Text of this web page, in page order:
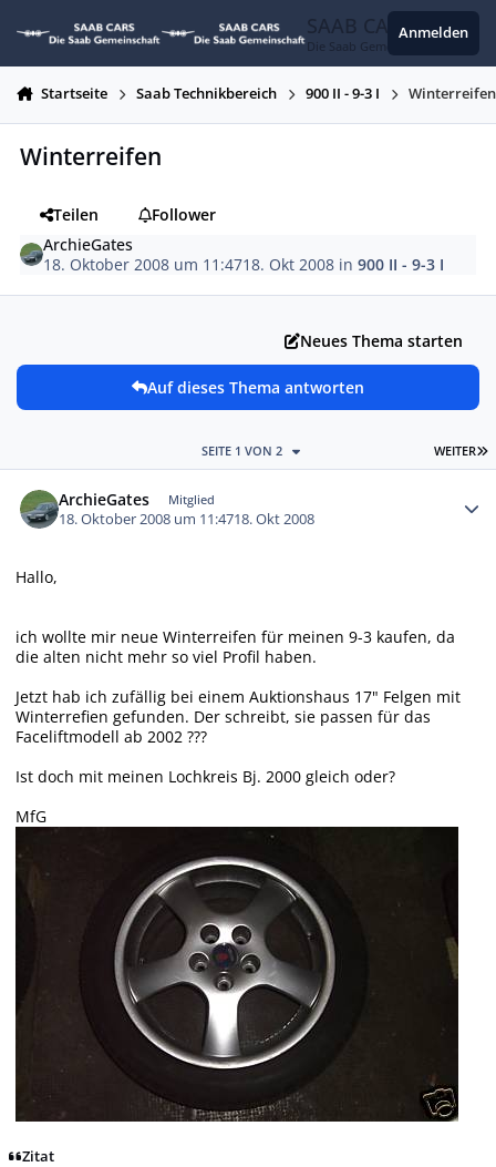
SAAB CARS
Die Saab Gemeinschaft
Anmelden
Startseite Saab Technikbereich 900 II - 9-3 I Winterreifen
Winterreifen
Teilen
Follower
ArchieGates
18. Oktober 2008 um 11:4718. Okt 2008 in900 II - 9-3 I
Neues Thema starten
Auf dieses Thema antworten
WEITER
SEITE 1 VON 2
ArchieGates Mitglied
18. Oktober 2008 um 11:4718. Okt 2008
Hallo,
ich wollte mir neue Winterreifen für meinen 9-3 kaufen, da
die alten nicht mehr so viel Profil haben.
Jetzt hab ich zufällig bei einem Auktionshaus 17" Felgen mit
Winterrefien gefunden. Der schreibt, sie passen für das
Faceliftmodell ab 2002 ???
Ist doch mit meinen Lochkreis Bj. 2000 gleich oder?
MfG
Zitat